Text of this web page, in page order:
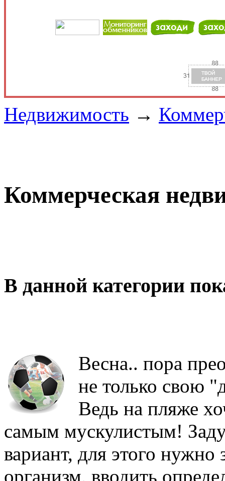
Недвижимость →
Коммерческая
В данной категории
Весна.. пора
не только свою
Ведь на пляже
самым мускулистым!
вариант, для этого
организм, вводить